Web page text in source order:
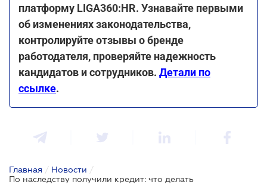
платформу LIGA360:HR. Узнавайте первыми
об изменениях законодательства,
контролируйте отзывы о бренде
работодателя, проверяйте надежность
кандидатов и сотрудников. Детали по
ссылке.
Главная / Новости /
По наследству получили кредит: что делать